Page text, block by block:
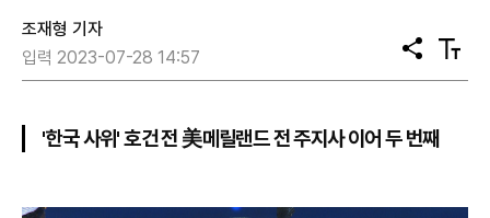
조재형 기자
입력 2023-07-28 14:57
공
유
텍
스
'한국 사위' 호건 전 美메릴랜드 전 주지사 이어 두 번째